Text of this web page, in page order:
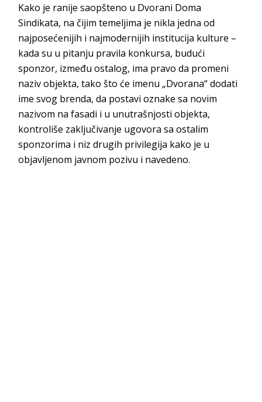
Kako je ranije saopšteno u Dvorani Doma
Sindikata, na čijim temeljima je nikla jedna od
najposećenijih i najmodernijih institucija kulture –
kada su u pitanju pravila konkursa, budući
sponzor, između ostalog, ima pravo da promeni
naziv objekta, tako što će imenu „Dvorana“ dodati
ime svog brenda, da postavi oznake sa novim
nazivom na fasadi i u unutrašnjosti objekta,
kontroliše zaključivanje ugovora sa ostalim
sponzorima i niz drugih privilegija kako je u
objavljenom javnom pozivu i navedeno.